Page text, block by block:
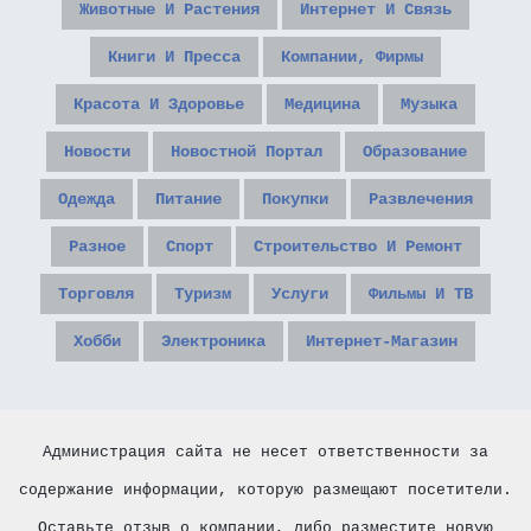
Животные И Растения Интернет И Связь
Книги И Пресса Компании, Фирмы
Красота И Здоровье Медицина Музыка
Новости Новостной Портал Образование
Одежда Питание Покупки Развлечения
Разное Спорт Строительство И Ремонт
Торговля Туризм Услуги Фильмы И ТВ
Хобби Электроника Интернет-Магазин
Администрация сайта не несет ответственности за
содержание информации, которую размещают посетители.